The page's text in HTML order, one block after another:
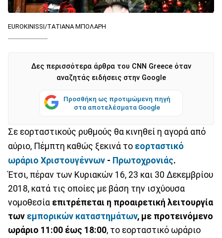
EUROKINISSI/ΤΑΤΙΑΝΑ ΜΠΟΛΑΡΗ
Δες περισσότερα άρθρα του CNN Greece όταν
αναζητάς ειδήσεις στην Google
Προσθήκη ως προτιμώμενη πηγή
στα αποτελέσματα Google
Σε εορταστικούς ρυθμούς θα κινηθεί η αγορά από
αύριο, Πέμπτη καθώς ξεκινά το εορταστικό
ωράριο Χριστουγέννων - Πρωτοχρονιάς.
Έτσι, πέραν των Κυριακών 16, 23 και 30 Δεκεμβρίου
2018, κατά τις οποίες με βάση την ισχύουσα
νομοθεσία επιτρέπεται η προαιρετική λειτουργία
των εμπορικών καταστημάτων, με προτεινόμενο
ωράριο 11:00 έως 18:00, το εορταστικό ωράριο